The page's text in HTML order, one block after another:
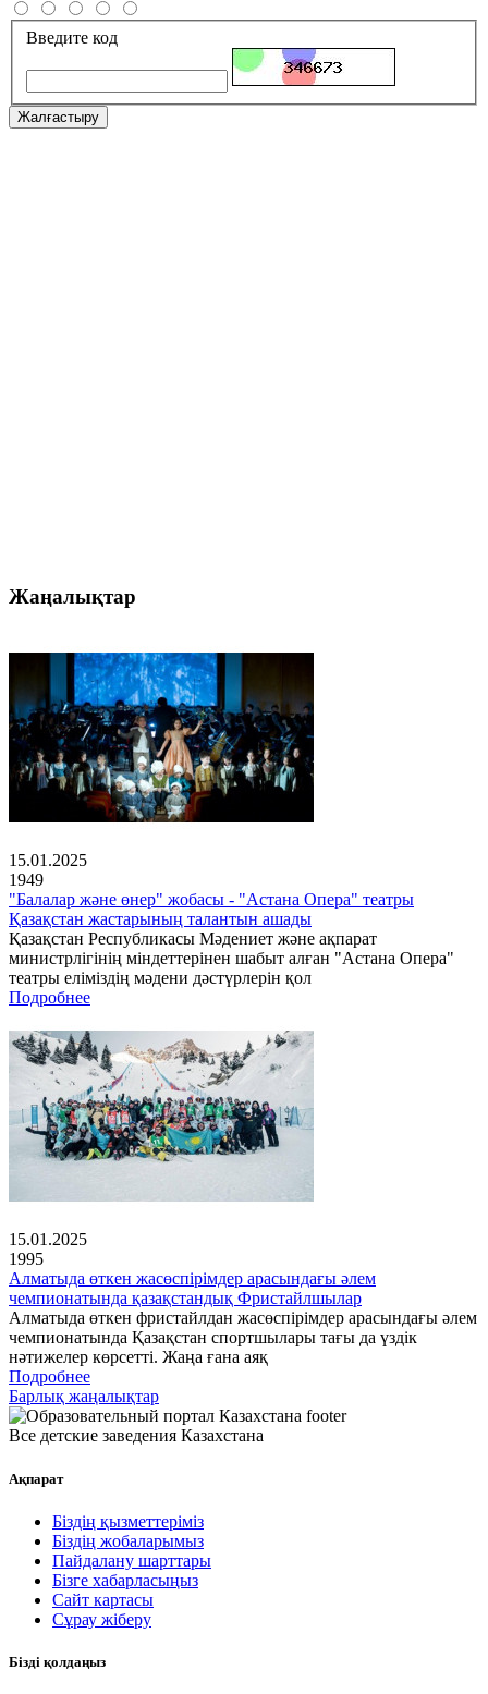
Введите код
Жалғастыру
Жаңалықтар
15.01.2025
1949
"Балалар және өнер" жобасы - "Астана Опера" театры
Қазақстан жастарының талантын ашады
Қазақстан Республикасы Мәдениет және ақпарат
министрлігінің міндеттерінен шабыт алған "Астана Опера"
театры еліміздің мәдени дәстүрлерін қол
Подробнее
15.01.2025
1995
Алматыда өткен жасөспірімдер арасындағы әлем
чемпионатында қазақстандық Фристайлшылар
Алматыда өткен фристайлдан жасөспірімдер арасындағы әлем
чемпионатында Қазақстан спортшылары тағы да үздік
нәтижелер көрсетті. Жаңа ғана аяқ
Подробнее
Барлық жаңалықтар
Все детские заведения Казахстана
Ақпарат
Біздің қызметтеріміз
Біздің жобаларымыз
Пайдалану шарттары
Бізге хабарласыңыз
Сайт картасы
Сұрау жіберу
Бізді қолдаңыз